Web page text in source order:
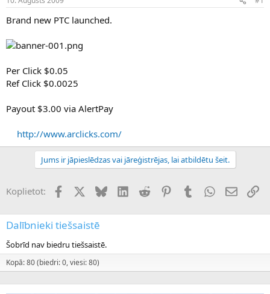
n
u
s
c
ē
a
t
s
Brand new PTC launched.
Per Click $0.05
Ref Click $0.0025
Payout $3.00 via AlertPay
http://www.arclicks.com/
Jums ir jāpieslēdzas vai jāreģistrējas, lai atbildētu šeit.
Koplietot: FacebookX (Twitter)
BlueskyLinkedInReddit PinterestTumblrWhatsApp
E-pasts
Dalībnieki tiešsaistē
Šobrīd nav biedru tiešsaistē.
Kopā: 80 (biedri: 0, viesi: 80)